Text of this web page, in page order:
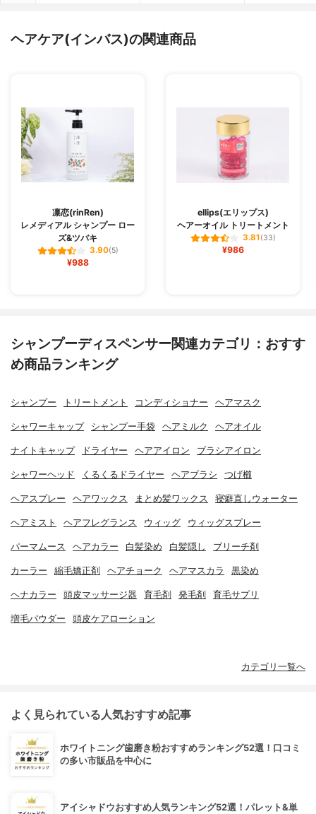
ヘアケア(インバス)の関連商品
凛恋(rinRen)
レメディアル シャンプー ロー
ズ&ツバキ
3.90(5)
¥988
ellips(エリップス)
ヘアーオイル トリートメント
3.81(33)
¥986
シャンプーディスペンサー関連カテゴリ：おすす
め商品ランキング
シャンプー トリートメント コンディショナー ヘアマスク
シャワーキャップ シャンプー手袋 ヘアミルク ヘアオイル
ナイトキャップ ドライヤー ヘアアイロン ブラシアイロン
シャワーヘッド くるくるドライヤー ヘアブラシ つげ櫛
ヘアスプレー ヘアワックス まとめ髪ワックス 寝癖直しウォーター
ヘアミスト ヘアフレグランス ウィッグ ウィッグスプレー
パーマムース ヘアカラー 白髪染め 白髪隠し ブリーチ剤
カーラー 縮毛矯正剤 ヘアチョーク ヘアマスカラ 黒染め
ヘナカラー 頭皮マッサージ器 育毛剤 発毛剤 育毛サプリ
増毛パウダー 頭皮ケアローション
カテゴリ一覧へ
よく見られている人気おすすめ記事
ホワイトニング歯磨き粉おすすめランキング52選！口コミ
の多い市販品を中心に
アイシャドウおすすめ人気ランキング52選！パレット&単